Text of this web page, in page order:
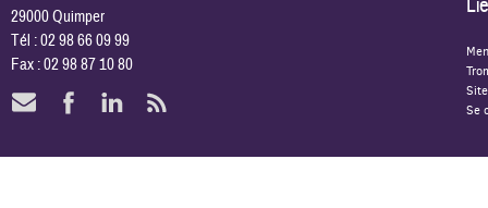
29000 Quimper
Tél : 02 98 66 09 99
Fax : 02 98 87 10 80
Se